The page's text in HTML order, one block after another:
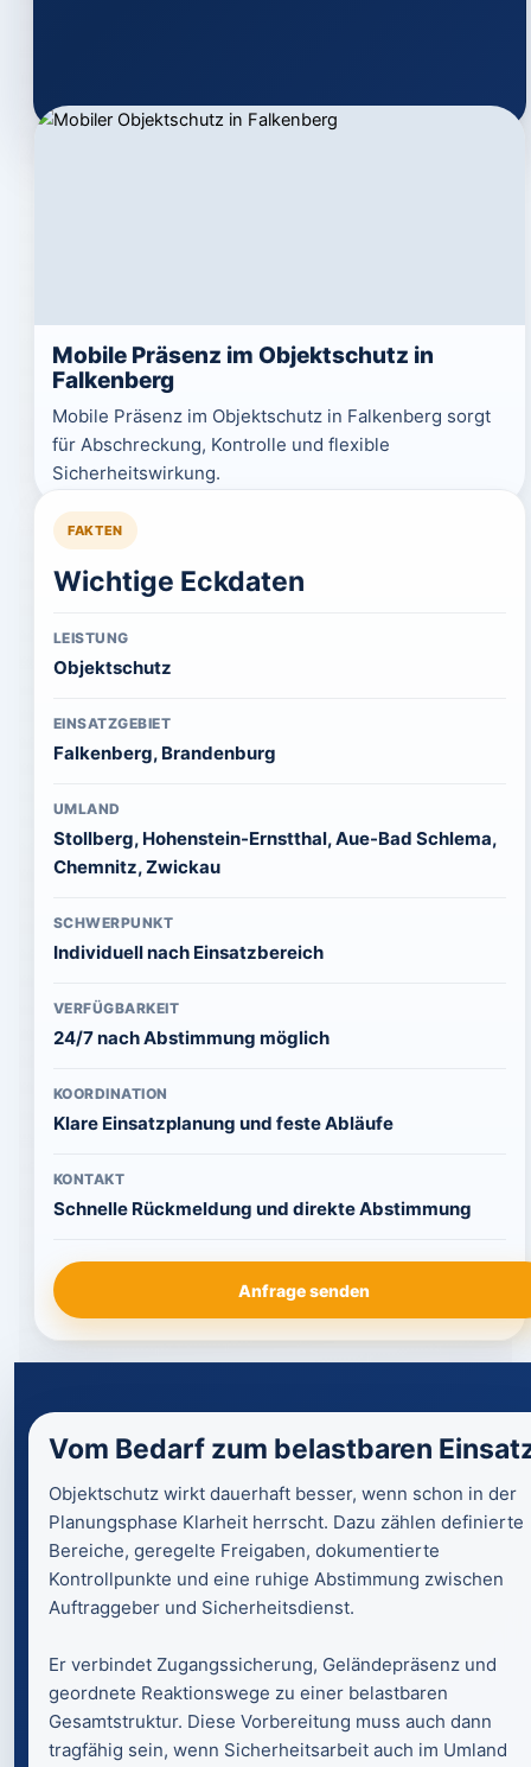
Mobile Präsenz im Objektschutz in
Falkenberg
Mobile Präsenz im Objektschutz in Falkenberg sorgt
für Abschreckung, Kontrolle und flexible
Sicherheitswirkung.
FAKTEN
Wichtige Eckdaten
LEISTUNG
Objektschutz
EINSATZGEBIET
Falkenberg, Brandenburg
UMLAND
Stollberg, Hohenstein-Ernstthal, Aue-Bad Schlema,
Chemnitz, Zwickau
SCHWERPUNKT
Individuell nach Einsatzbereich
VERFÜGBARKEIT
24/7 nach Abstimmung möglich
KOORDINATION
Klare Einsatzplanung und feste Abläufe
KONTAKT
Schnelle Rückmeldung und direkte Abstimmung
Anfrage senden
Vom Bedarf zum belastbaren
Objektschutz wirkt dauerhaft besser, wenn schon in der
Planungsphase Klarheit herrscht. Dazu zählen definierte
Bereiche, geregelte Freigaben, dokumentierte
Kontrollpunkte und eine ruhige Abstimmung zwischen
Auftraggeber und Sicherheitsdienst.
Er verbindet Zugangssicherung, Geländepräsenz und
geordnete Reaktionswege zu einer belastbaren
Gesamtstruktur. Diese Vorbereitung muss auch dann
tragfähig sein, wenn Sicherheitsarbeit auch im Umland